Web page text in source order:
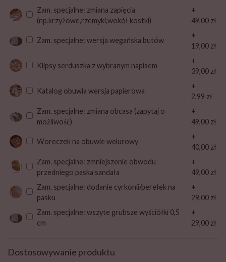
Zam. specjalne: zmiana zapięcia
(np.krzyżowe,rzemyki,wokół kostki)
+
49,00 zł
Zam. specjalne: wersja wegańska butów
+
19,00 zł
Klipsy serduszka z wybranym napisem
+
39,00 zł
Katalog obuwia wersja papierowa
+
2,99 zł
Zam. specjalne: zmiana obcasa (zapytaj o
możliwość)
+
49,00 zł
Woreczek na obuwie welurowy
+
40,00 zł
Zam. specjalne: zmniejszenie obwodu
przedniego paska sandała
+
49,00 zł
Zam. specjalne: dodanie cyrkonii/perełek na
pasku
+
29,00 zł
Zam. specjalne: wszyte grubsze wyściółki 0,5
cm
+
29,00 zł
Dostosowywanie produktu